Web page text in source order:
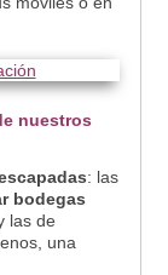
nuestros
: las
bodegas
las de
una